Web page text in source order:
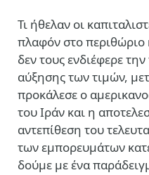
Τι ήθελαν οι
πλαφόν στο
δεν τους ενδιέφερε
αύξησης των τιμών,
προκάλεσε ο
του Ιράν και η
αντεπίθεση του
των εμπορευμάτων
δούμε με ένα